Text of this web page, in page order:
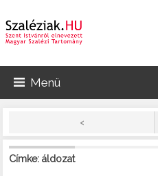
Menü
<
Címke: áldozat